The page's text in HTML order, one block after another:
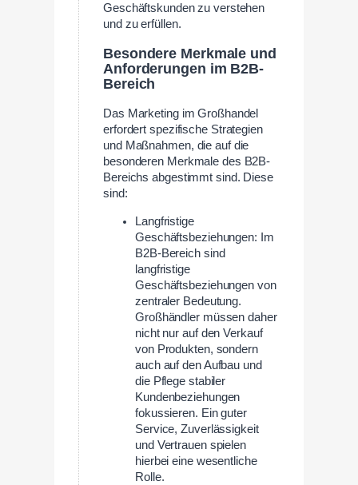
Geschäftskunden zu verstehen
und zu erfüllen.
Besondere Merkmale und
Anforderungen im B2B-
Bereich
Das Marketing im Großhandel
erfordert spezifische Strategien
und Maßnahmen, die auf die
besonderen Merkmale des B2B-
Bereichs abgestimmt sind. Diese
sind:
Langfristige
Geschäftsbeziehungen: Im
B2B-Bereich sind
langfristige
Geschäftsbeziehungen von
zentraler Bedeutung.
Großhändler müssen daher
nicht nur auf den Verkauf
von Produkten, sondern
auch auf den Aufbau und
die Pflege stabiler
Kundenbeziehungen
fokussieren. Ein guter
Service, Zuverlässigkeit
und Vertrauen spielen
hierbei eine wesentliche
Rolle.